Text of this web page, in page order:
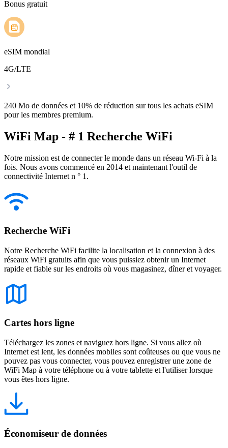
Bonus gratuit
eSIM mondial
4G/LTE
240 Mo de données et 10% de réduction sur tous les achats eSIM
pour les membres premium.
WiFi Map - # 1 Recherche WiFi
Notre mission est de connecter le monde dans un réseau Wi-Fi à la
fois. Nous avons commencé en 2014 et maintenant l'outil de
connectivité Internet n ° 1.
Recherche WiFi
Notre Recherche WiFi facilite la localisation et la connexion à des
réseaux WiFi gratuits afin que vous puissiez obtenir un Internet
rapide et fiable sur les endroits où vous magasinez, dîner et voyager.
Cartes hors ligne
Téléchargez les zones et naviguez hors ligne. Si vous allez où
Internet est lent, les données mobiles sont coûteuses ou que vous ne
pouvez pas vous connecter, vous pouvez enregistrer une zone de
WiFi Map à votre téléphone ou à votre tablette et l'utiliser lorsque
vous êtes hors ligne.
Économiseur de données